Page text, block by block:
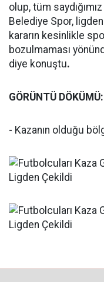
olup, tüm
Belediye Spor, ligden
kararın kesinlikle
bozulmaması
diye konuştu.
GÖRÜNTÜ DÖKÜMÜ:
- Kazanın olduğu